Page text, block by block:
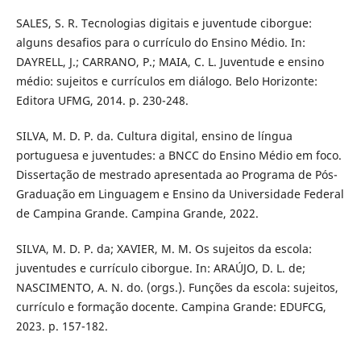
SALES, S. R. Tecnologias digitais e juventude ciborgue:
alguns desafios para o currículo do Ensino Médio. In:
DAYRELL, J.; CARRANO, P.; MAIA, C. L. Juventude e ensino
médio: sujeitos e currículos em diálogo. Belo Horizonte:
Editora UFMG, 2014. p. 230-248.
SILVA, M. D. P. da. Cultura digital, ensino de língua
portuguesa e juventudes: a BNCC do Ensino Médio em foco.
Dissertação de mestrado apresentada ao Programa de Pós-
Graduação em Linguagem e Ensino da Universidade Federal
de Campina Grande. Campina Grande, 2022.
SILVA, M. D. P. da; XAVIER, M. M. Os sujeitos da escola:
juventudes e currículo ciborgue. In: ARAÚJO, D. L. de;
NASCIMENTO, A. N. do. (orgs.). Funções da escola: sujeitos,
currículo e formação docente. Campina Grande: EDUFCG,
2023. p. 157-182.